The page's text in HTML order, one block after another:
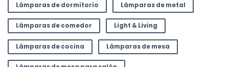
Lámparas de dormitorio Lámparas de metal
Lámparas de comedor Light & Living
Lámparas de cocina Lámparas de mesa